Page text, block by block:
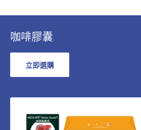
咖啡膠囊
立即選購